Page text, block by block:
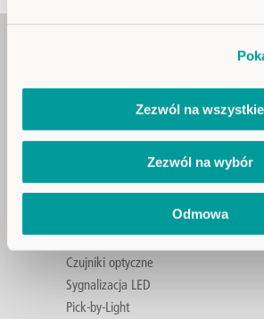
Zezwól na wszystkie
Zezwól na wybór
Odmowa
Przyciski pojemnościowe
Sterowanie dwuręczne
Czujniki poziomu
Czujniki optyczne
Sygnalizacja LED
Pick-by-Light